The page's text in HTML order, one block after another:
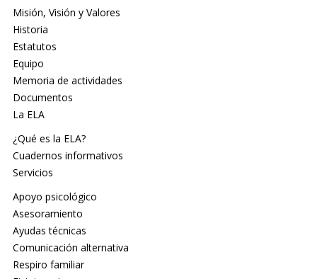
Misión, Visión y Valores
Historia
Estatutos
Equipo
Memoria de actividades
Documentos
La ELA
¿Qué es la ELA?
Cuadernos informativos
Servicios
Apoyo psicológico
Asesoramiento
Ayudas técnicas
Comunicación alternativa
Respiro familiar